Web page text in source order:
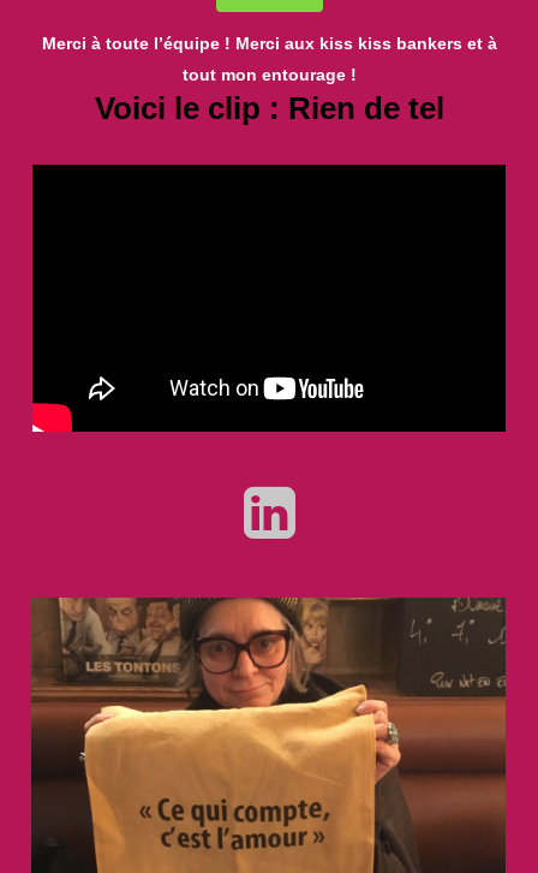
Merci à toute l’équipe ! Merci aux kiss kiss bankers et à
tout mon entourage !
Voici le clip : Rien de tel